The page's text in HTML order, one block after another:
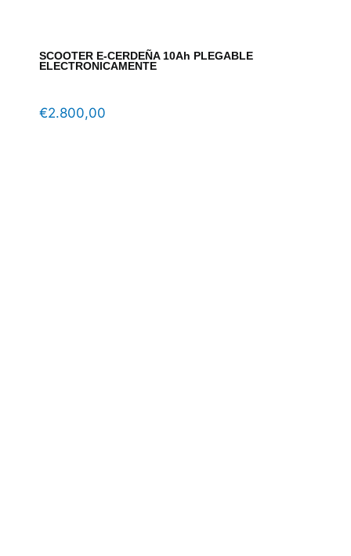
SCOOTER E-CERDEÑA 10Ah PLEGABLE
ELECTRONICAMENTE
€2.800,00